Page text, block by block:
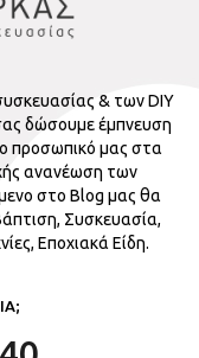
& των DIY
δώσουμε έμπνευση
προσωπικό μας στα
ανανέωση των
στο Blog μας θα
Συσκευασία,
Εποχιακά Είδη.